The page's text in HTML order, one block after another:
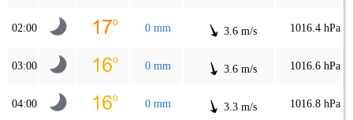
02:00 0 mm 3.6 m/s 1016.4 hPa
03:00 0 mm 3.6 m/s 1016.6 hPa
04:00 0 mm 3.3 m/s 1016.8 hPa